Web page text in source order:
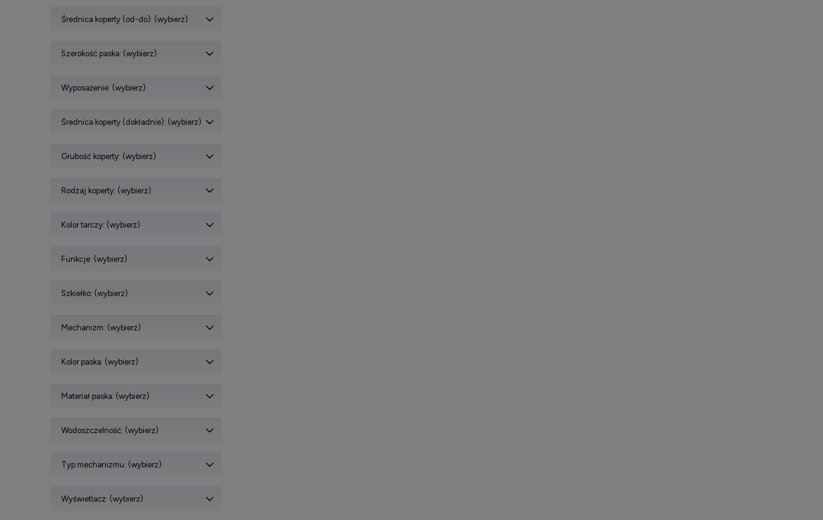
Średnica koperty (od-do): (wybierz)
Szerokość paska: (wybierz)
Wyposażenie: (wybierz)
Średnica koperty (dokładnie): (wybierz)
Grubość koperty: (wybierz)
Rodzaj koperty: (wybierz)
Kolor tarczy: (wybierz)
Funkcje: (wybierz)
Szkiełko: (wybierz)
Mechanizm: (wybierz)
Kolor paska: (wybierz)
Materiał paska: (wybierz)
Wodoszczelność: (wybierz)
Typ mechanizmu: (wybierz)
Wyświetlacz: (wybierz)